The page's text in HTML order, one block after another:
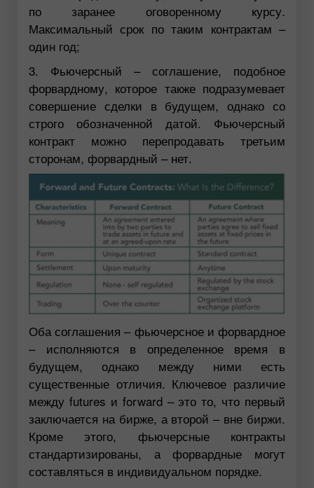
по заранее оговоренному курсу.
Максимальный срок по таким контрактам –
один год;
3. Фьючерсный – соглашение, подобное
форвардному, которое также подразумевает
совершение сделки в будущем, однако со
строго обозначенной датой. Фьючерсный
контракт можно перепродавать третьим
сторонам, форвардный – нет.
Оба соглашения – фьючерсное и форвардное
– исполняются в определенное время в
будущем, однако между ними есть
существенные отличия. Ключевое различие
между futures и forward – это то, что первый
заключается на бирже, а второй – вне биржи.
Кроме этого, фьючерсные контракты
стандартизированы, а форвардные могут
составляться в индивидуальном порядке.